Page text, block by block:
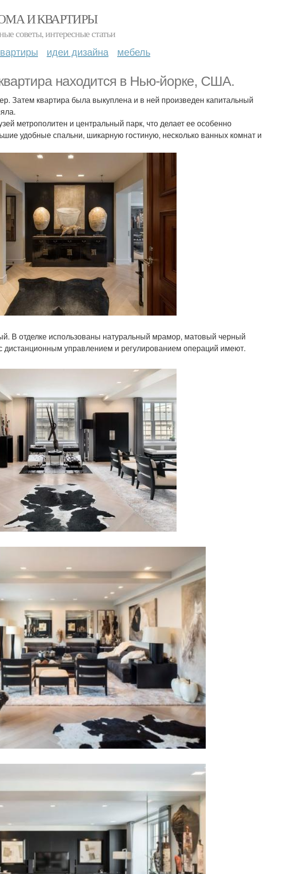
И КВАРТИРЫ
советы, интересные статьи
идеи дизайна мебель
находится в Нью-йорке, США.
Затем квартира была выкуплена и в ней произведен капитальный
метрополитен и центральный парк, что делает ее особенно
удобные спальни, шикарную гостиную, несколько ванных комнат и
В отделке использованы натуральный мрамор, матовый черный
дистанционным управлением и регулированием операций имеют.